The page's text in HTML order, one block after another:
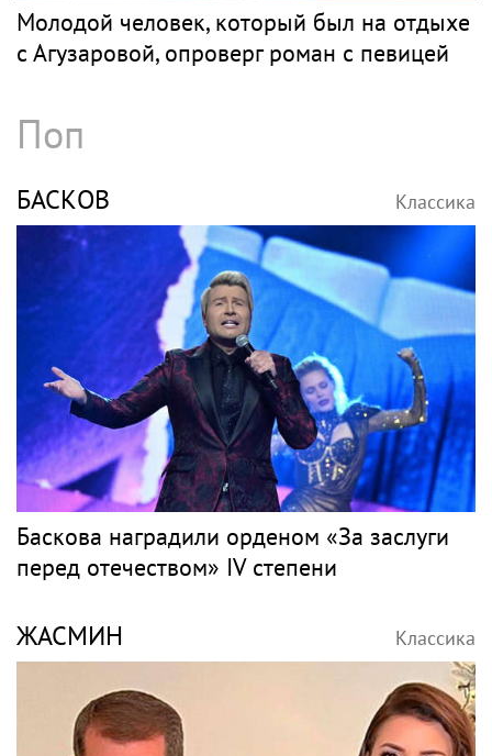
Молодой человек, который был на отдыхе
с Агузаровой, опроверг роман с певицей
Поп
БАСКОВ Классика
Баскова наградили орденом «За заслуги
перед отечеством» IV степени
ЖАСМИН Классика